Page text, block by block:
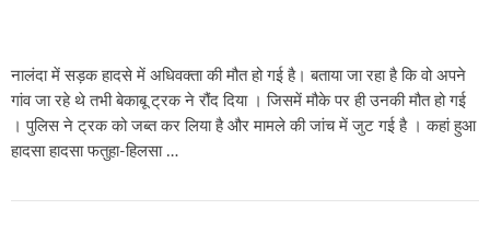
नालंदा में सड़क हादसे में अधिवक्ता की मौत हो गई है। बताया जा रहा है कि वो अपने
गांव जा रहे थे तभी बेकाबू ट्रक ने रौंद दिया । जिसमें मौके पर ही उनकी मौत हो गई
। पुलिस ने ट्रक को जब्त कर लिया है और मामले की जांच में जुट गई है । कहां हुआ
हादसा हादसा फतुहा-हिलसा …